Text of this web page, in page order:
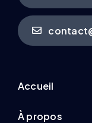
Accueil
À propos